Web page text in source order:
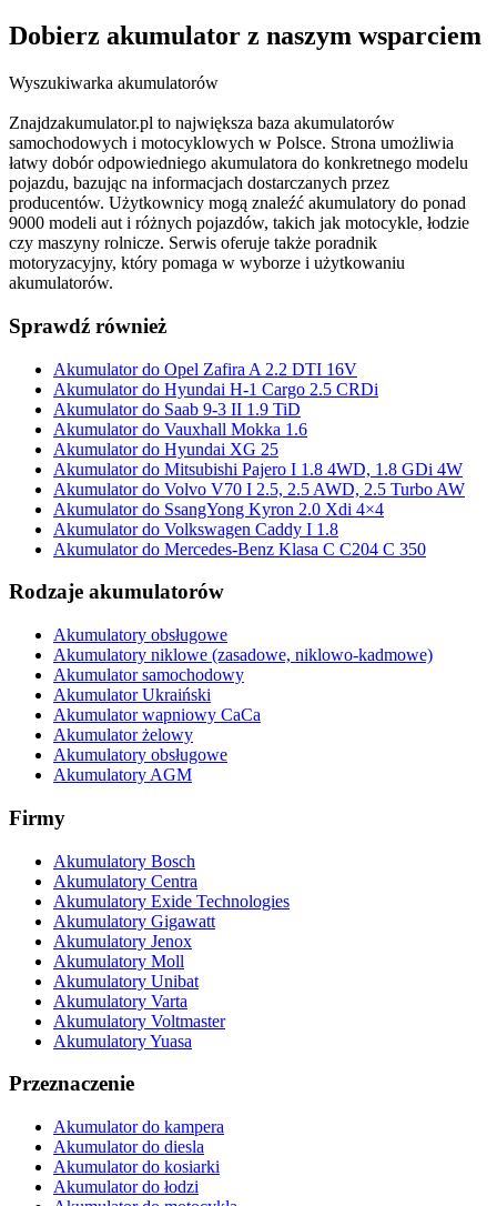
Dobierz akumulator z naszym wsparciem
Wyszukiwarka akumulatorów
Znajdzakumulator.pl to największa baza akumulatorów
samochodowych i motocyklowych w Polsce. Strona umożliwia
łatwy dobór odpowiedniego akumulatora do konkretnego modelu
pojazdu, bazując na informacjach dostarczanych przez
producentów. Użytkownicy mogą znaleźć akumulatory do ponad
9000 modeli aut i różnych pojazdów, takich jak motocykle, łodzie
czy maszyny rolnicze. Serwis oferuje także poradnik
motoryzacyjny, który pomaga w wyborze i użytkowaniu
akumulatorów.
Sprawdź również
Akumulator do Opel Zafira A 2.2 DTI 16V
Akumulator do Hyundai H-1 Cargo 2.5 CRDi
Akumulator do Saab 9-3 II 1.9 TiD
Akumulator do Vauxhall Mokka 1.6
Akumulator do Hyundai XG 25
Akumulator do Mitsubishi Pajero I 1.8 4WD, 1.8 GDi 4W
Akumulator do Volvo V70 I 2.5, 2.5 AWD, 2.5 Turbo AW
Akumulator do SsangYong Kyron 2.0 Xdi 4×4
Akumulator do Volkswagen Caddy I 1.8
Akumulator do Mercedes-Benz Klasa C C204 C 350
Rodzaje akumulatorów
Akumulatory obsługowe
Akumulatory niklowe (zasadowe, niklowo-kadmowe)
Akumulator samochodowy
Akumulator Ukraiński
Akumulator wapniowy CaCa
Akumulator żelowy
Akumulatory obsługowe
Akumulatory AGM
Firmy
Akumulatory Bosch
Akumulatory Centra
Akumulatory Exide Technologies
Akumulatory Gigawatt
Akumulatory Jenox
Akumulatory Moll
Akumulatory Unibat
Akumulatory Varta
Akumulatory Voltmaster
Akumulatory Yuasa
Przeznaczenie
Akumulator do kampera
Akumulator do diesla
Akumulator do kosiarki
Akumulator do łodzi